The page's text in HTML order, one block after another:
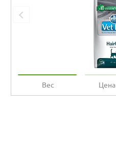
Вес Цена